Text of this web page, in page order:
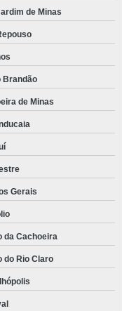
de Minas
Brandão
de Minas
Gerais
da Cachoeira
do Rio Claro